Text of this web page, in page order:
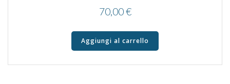
70,00€
Aggiungi al carrello